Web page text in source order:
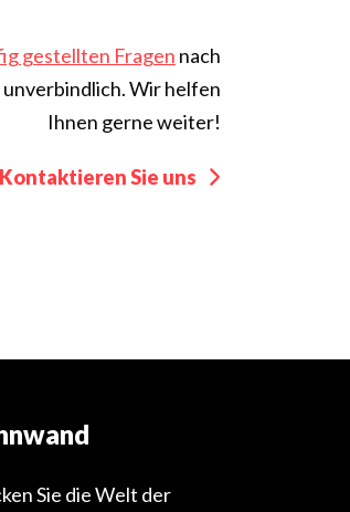
gestellten Fragen nach
Wir helfen
Ihnen gerne weiter!
Kontaktieren Sie uns
Sie die Welt der